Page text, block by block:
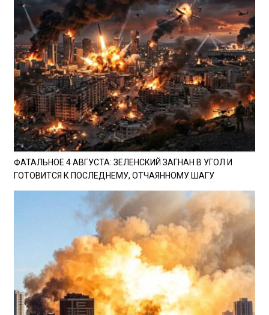
ФАТАЛЬНОЕ 4 АВГУСТА: ЗЕЛЕНСКИЙ ЗАГНАН В УГОЛ И
ГОТОВИТСЯ К ПОСЛЕДНЕМУ, ОТЧАЯННОМУ ШАГУ